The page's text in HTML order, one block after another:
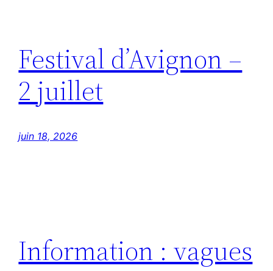
Festival d’Avignon –
2 juillet
juin 18, 2026
Information : vagues